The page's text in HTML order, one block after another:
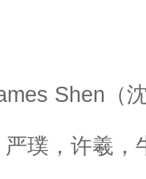
Shen（
璞，许羲，